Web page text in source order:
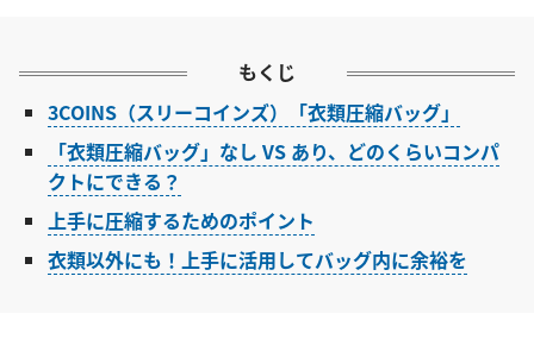
もくじ
3COINS（スリーコインズ）「衣類圧縮バッグ」
「衣類圧縮バッグ」なし VS あり、どのくらいコンパ
クトにできる？
上手に圧縮するためのポイント
衣類以外にも！上手に活用してバッグ内に余裕を